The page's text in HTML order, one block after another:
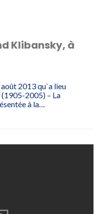
Klibansky, à
2013 qu`a lieu
2005) – La
à la…